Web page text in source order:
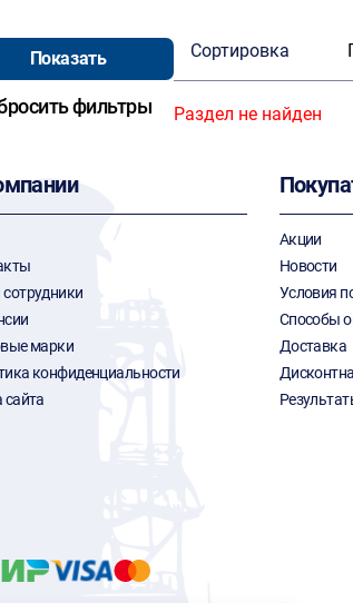
Сортировка
Раздел не найден
марки
конфиденциальности
сайта
Акции
Новости
Условия
Способы
Доставка